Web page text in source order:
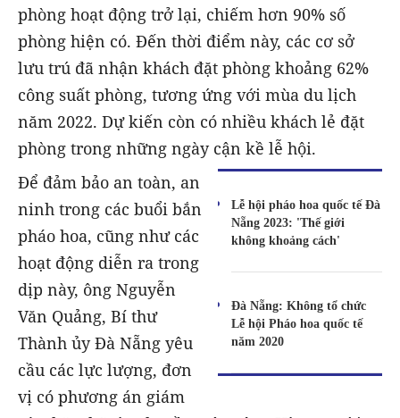
phòng hoạt động trở lại, chiếm hơn 90% số
phòng hiện có. Đến thời điểm này, các cơ sở
lưu trú đã nhận khách đặt phòng khoảng 62%
công suất phòng, tương ứng với mùa du lịch
năm 2022. Dự kiến còn có nhiều khách lẻ đặt
phòng trong những ngày cận kề lễ hội.
Lễ hội pháo hoa quốc tế Đà
Nẵng 2023: 'Thế giới
không khoảng cách'
Đà Nẵng: Không tổ chức
Lễ hội Pháo hoa quốc tế
năm 2020
Để đảm bảo an toàn, an
ninh trong các buổi bắn
pháo hoa, cũng như các
hoạt động diễn ra trong
dịp này, ông Nguyễn
Văn Quảng, Bí thư
Thành ủy Đà Nẵng yêu
cầu các lực lượng, đơn
vị có phương án giám